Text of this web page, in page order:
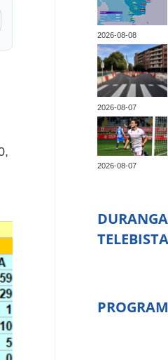
2026-08-08
2026-08-07
2026-08-07
TELEBISTA